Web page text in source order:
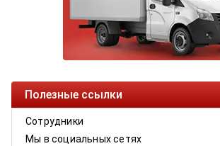
Полезные ссылки
Сотрудники
Мы в социальных сетях